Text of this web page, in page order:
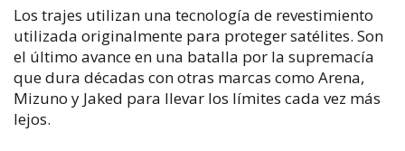
Los trajes utilizan una tecnología de revestimiento
utilizada originalmente para proteger satélites. Son
el último avance en una batalla por la supremacía
que dura décadas con otras marcas como Arena,
Mizuno y Jaked para llevar los límites cada vez más
lejos.